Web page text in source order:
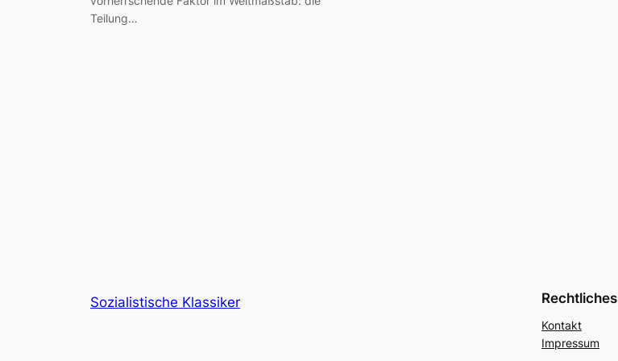
Teilung…
Sozialistische Klassiker Rechtliches
Kontakt
Impressum